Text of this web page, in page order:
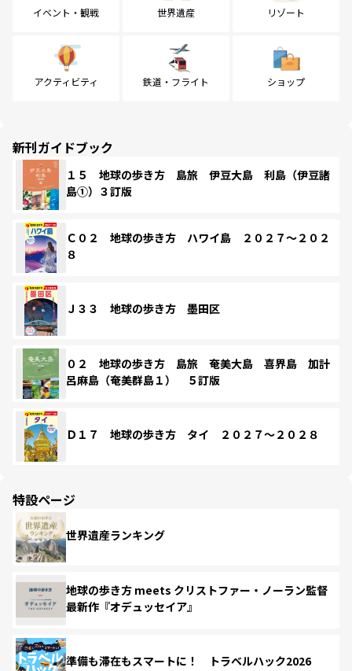
イベント・観戦 世界遺産 リゾート
アクティビティ 鉄道・フライト ショップ
新刊ガイドブック
１５ 地球の歩き方 島旅 伊豆大島 利島（伊豆諸
島①）３訂版
Ｃ０２ 地球の歩き方 ハワイ島 ２０２７～２０２
８
Ｊ３３ 地球の歩き方 墨田区
０２ 地球の歩き方 島旅 奄美大島 喜界島 加計
呂麻島（奄美群島１） ５訂版
Ｄ１７ 地球の歩き方 タイ ２０２７～２０２８
特設ページ
世界遺産ランキング
地球の歩き方 meets クリストファー・ノーラン監督
最新作『オデュッセイア』
準備も滞在もスマートに！ トラベルハック2026